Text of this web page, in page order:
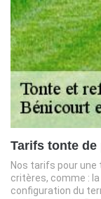
Tarifs tonte de
Nos tarifs pour une
critères, comme :
configuration du